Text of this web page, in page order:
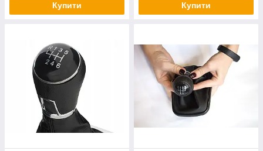
Купити Купити